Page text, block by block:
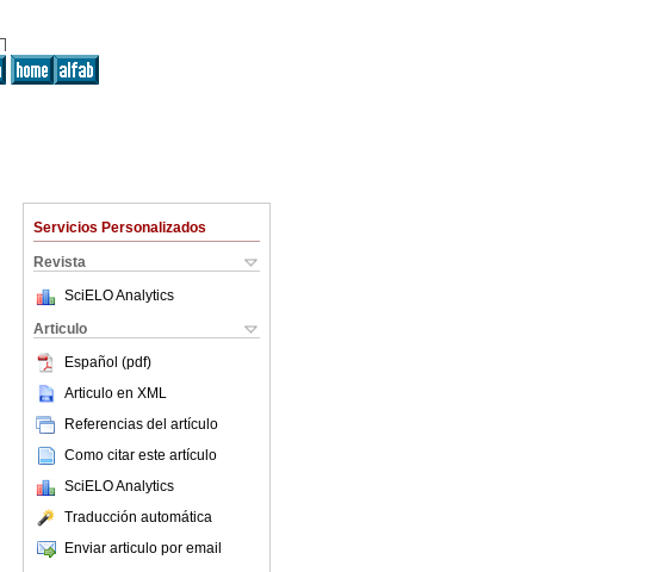
Servicios Personalizados
Revista
SciELO Analytics
Articulo
Español (pdf)
Articulo en XML
Referencias del artículo
Como citar este artículo
SciELO Analytics
Traducción automática
Enviar articulo por email